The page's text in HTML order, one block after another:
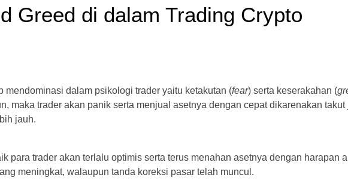
Greed di dalam Trading Crypto
mendominasi dalam psikologi trader yaitu ketakutan (fear) serta keserakahan (
maka trader akan panik serta menjual asetnya dengan cepat dikarenakan takut
jauh.
para trader akan terlalu optimis serta terus menahan asetnya dengan harapan
meningkat, walaupun tanda koreksi pasar telah muncul.